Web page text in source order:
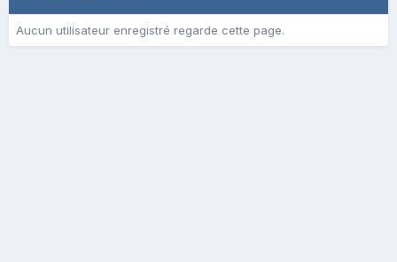
Aucun utilisateur enregistré regarde cette page.